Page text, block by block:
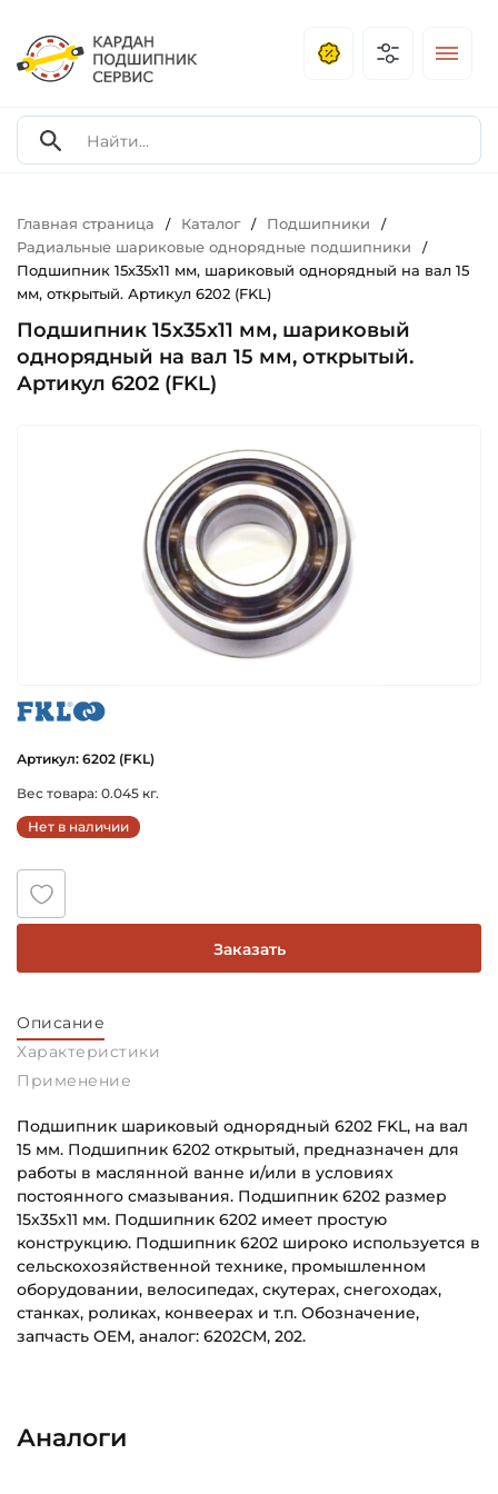
Главная страница / Каталог / Подшипники /
Радиальные шариковые однорядные подшипники /
Подшипник 15х35х11 мм, шариковый однорядный на вал 15
мм, открытый. Артикул 6202 (FKL)
Подшипник 15х35х11 мм, шариковый
однорядный на вал 15 мм, открытый.
Артикул 6202 (FKL)
Артикул: 6202 (FKL)
Вес товара: 0.045 кг.
Нет в наличии
Заказать
Описание
Характеристики
Применение
Подшипник шариковый однорядный 6202 FKL, на вал
15 мм. Подшипник 6202 открытый, предназначен для
работы в маслянной ванне и/или в условиях
постоянного смазывания. Подшипник 6202 размер
15х35х11 мм. Подшипник 6202 имеет простую
конструкцию. Подшипник 6202 широко используется в
сельскохозяйственной технике, промышленном
оборудовании, велосипедах, скутерах, снегоходах,
станках, роликах, конвеерах и т.п. Обозначение,
запчасть OEM, аналог: 6202CM, 202.
Наружный диаметр (D):
Категория:
Аналоги